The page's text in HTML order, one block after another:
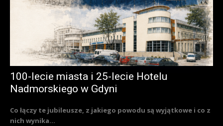
100-lecie miasta i 25-lecie Hotelu
Nadmorskiego w Gdyni
Co łączy te jubileusze, z jakiego powodu są wyjątkowe i co z
nich wynika...